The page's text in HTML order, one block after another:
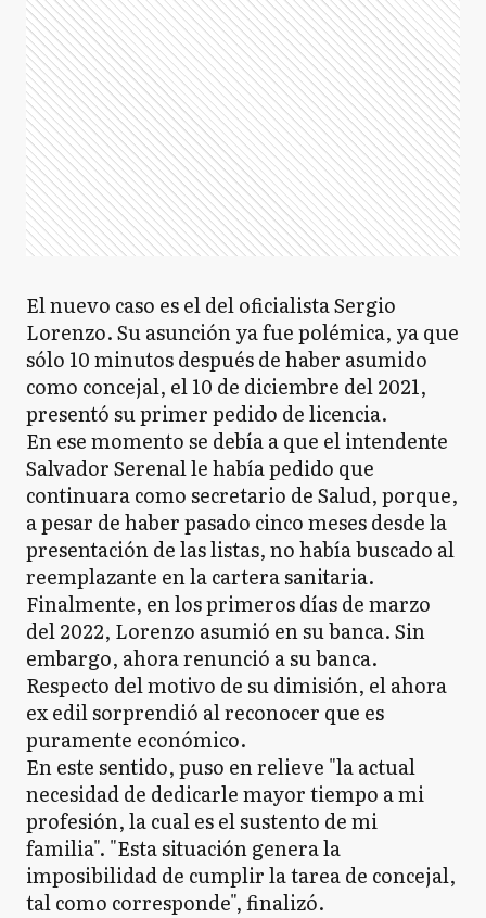
El nuevo caso es el del oficialista Sergio
Lorenzo. Su asunción ya fue polémica, ya que
sólo 10 minutos después de haber asumido
como concejal, el 10 de diciembre del 2021,
presentó su primer pedido de licencia.
En ese momento se debía a que el intendente
Salvador Serenal le había pedido que
continuara como secretario de Salud, porque,
a pesar de haber pasado cinco meses desde la
presentación de las listas, no había buscado al
reemplazante en la cartera sanitaria.
Finalmente, en los primeros días de marzo
del 2022, Lorenzo asumió en su banca. Sin
embargo, ahora renunció a su banca.
Respecto del motivo de su dimisión, el ahora
ex edil sorprendió al reconocer que es
puramente económico.
En este sentido, puso en relieve "la actual
necesidad de dedicarle mayor tiempo a mi
profesión, la cual es el sustento de mi
familia". "Esta situación genera la
imposibilidad de cumplir la tarea de concejal,
tal como corresponde", finalizó.